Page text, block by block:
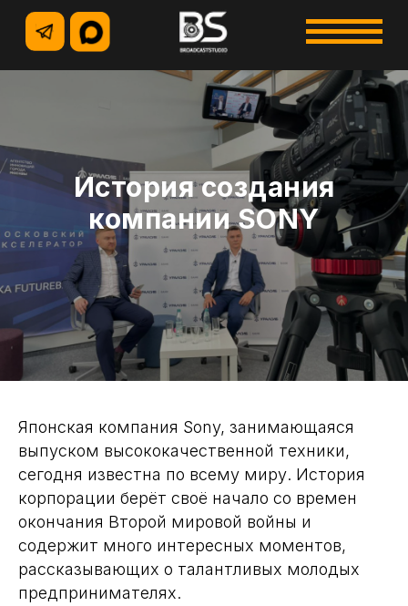
УСЛУГИ
+7 (495) 500-96-73
+7 (926) 914-12-85
История создания
компании SONY
Японская компания Sony, занимающаяся
выпуском высококачественной техники,
сегодня известна по всему миру. История
корпорации берёт своё начало со времен
окончания Второй мировой войны и
содержит много интересных моментов,
рассказывающих о талантливых молодых
предпринимателях.